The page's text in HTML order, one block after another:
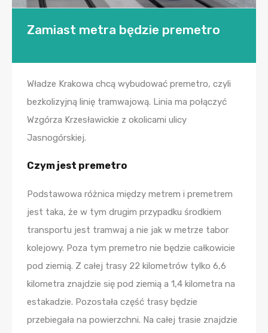
Zamiast metra będzie premetro
Władze Krakowa chcą wybudować premetro, czyli
bezkolizyjną linię tramwajową. Linia ma połączyć
Wzgórza Krzesławickie z okolicami ulicy
Jasnogórskiej.
Czym jest premetro
Podstawowa różnica między metrem i premetrem
jest taka, że w tym drugim przypadku środkiem
transportu jest tramwaj a nie jak w metrze tabor
kolejowy. Poza tym premetro nie będzie całkowicie
pod ziemią. Z całej trasy 22 kilometrów tylko 6,6
kilometra znajdzie się pod ziemią a 1,4 kilometra na
estakadzie. Pozostała część trasy będzie
przebiegała na powierzchni. Na całej trasie znajdzie